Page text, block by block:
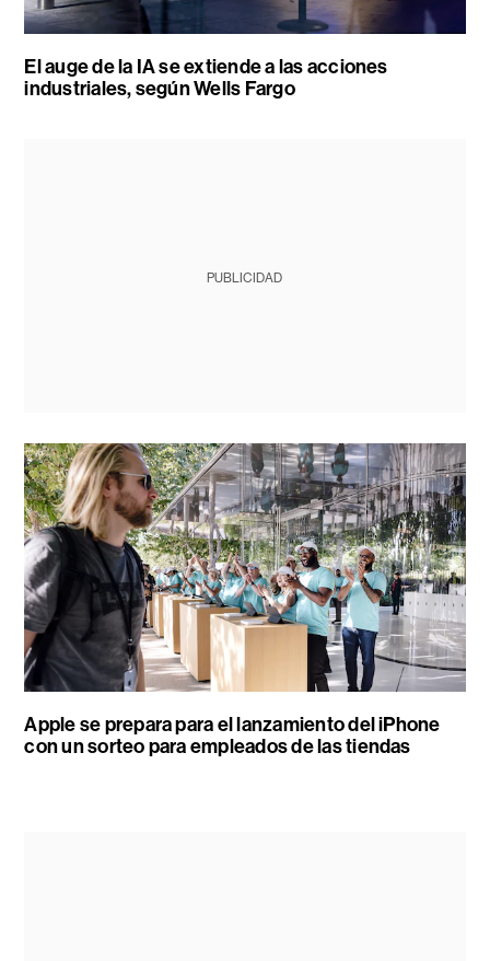
El auge de la IA se extiende a las acciones
industriales, según Wells Fargo
PUBLICIDAD
Apple se prepara para el lanzamiento del iPhone
con un sorteo para empleados de las tiendas